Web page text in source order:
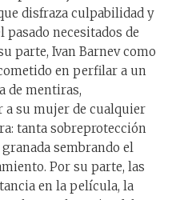
disfraza culpabilidad y
necesitados de
parte, Ivan Barnev como
en perfilar a un
de mentiras,
a su mujer de cualquier
tanta sobreprotección
sembrando el
Por su parte, las
en la película, la